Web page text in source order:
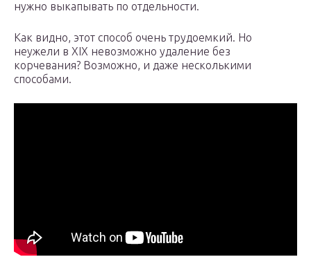
нужно выкапывать по отдельности.
Как видно, этот способ очень трудоемкий. Но
неужели в XIX невозможно удаление без
корчевания? Возможно, и даже несколькими
способами.